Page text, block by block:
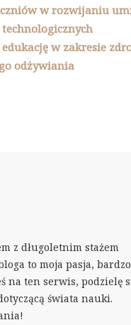
w rozwijaniu
w zakresie
odżywiania
z długoletnim stażem
to moja pasja,
na ten serwis, podzielę
świata nauki.